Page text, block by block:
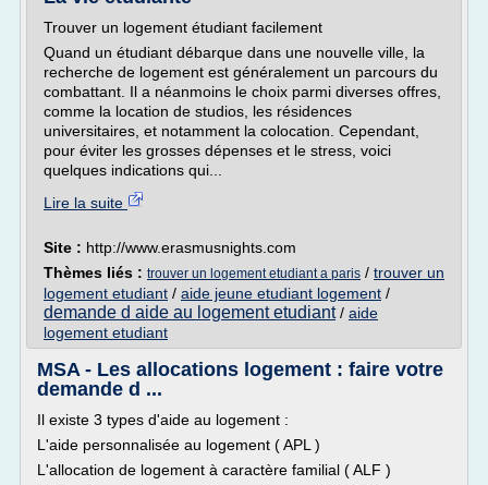
Trouver un logement étudiant facilement
Quand un étudiant débarque dans une nouvelle ville, la
recherche de logement est généralement un parcours du
combattant. Il a néanmoins le choix parmi diverses offres,
comme la location de studios, les résidences
universitaires, et notamment la colocation. Cependant,
pour éviter les grosses dépenses et le stress, voici
quelques indications qui...
Lire la suite
Site : http://www.erasmusnights.com
Thèmes liés : trouver un logement etudiant a paris / trouver un
logement etudiant / aide jeune etudiant logement /
demande d aide au logement etudiant/ aide
logement etudiant
MSA - Les allocations logement : faire votre
demande d ...
Il existe 3 types d'aide au logement :
L'aide personnalisée au logement ( APL )
L'allocation de logement à caractère familial ( ALF )